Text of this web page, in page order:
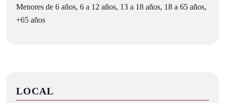
Menores de 6 años, 6 a 12 años, 13 a 18 años, 18 a 65 años,
+65 años
LOCAL